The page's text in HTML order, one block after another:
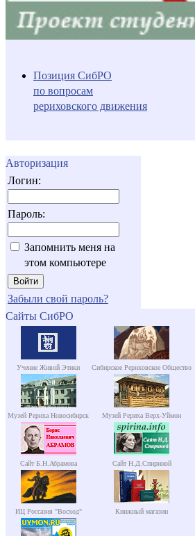
Позиция СибРО
по вопросам
рериховского движения
Авторизация
Логин:
Пароль:
Запомнить меня на
этом компьютере
Забыли свой пароль?
Сайты СибРО
Учение Живой Этики Сибирское Рериховское Общество
Музей Рериха Новосибирск Музей Рериха Верх-Уймон
Сайт Б.Н.Абрамова Сайт Н.Д.Спириной
ИЦ Россазия "Восход" Книжный магазин